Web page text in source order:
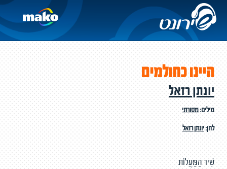
היינו כחולמים
יונתן רזאל
מילים:מסורתי
לחן:יונתן רזאל
שִׁיר הַמַּעֲלוֹת